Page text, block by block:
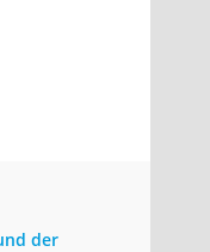
der